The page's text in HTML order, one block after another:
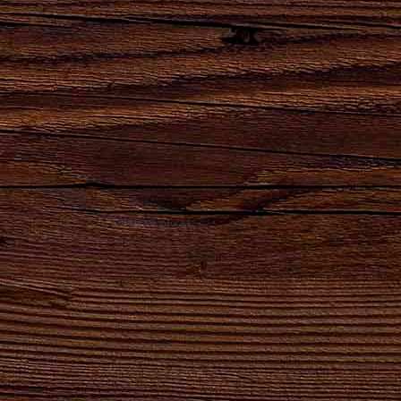
Наши бренды
Натуральный
продукт
естественного
брожения.
Партнеры,
реализующие
продукцию
АО
"Брянскпиво"
Натуральный
продукт
высшего
качества для
хлеба и
кваса.
Сила
удара
твоего
сердца!
8-800-100-16-50
ОБРАТНЫЙ ЗВОНОК
gost@bryanskpivo.ru